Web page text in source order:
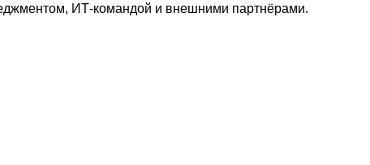
ИТ-командой и внешними партнёрами.